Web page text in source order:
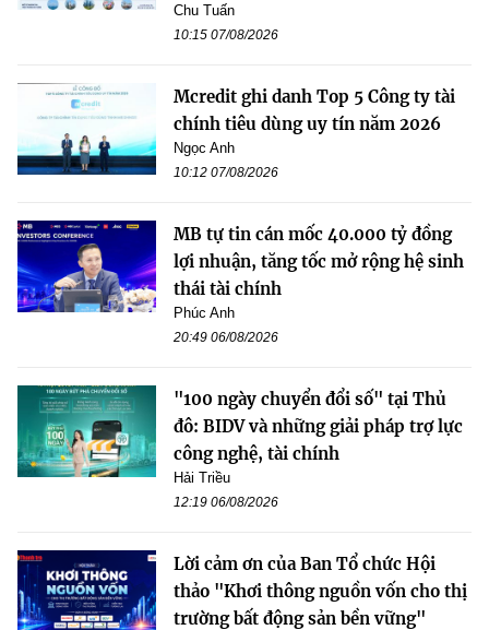
Chu Tuấn
10:15 07/08/2026
Mcredit ghi danh Top 5 Công ty tài
chính tiêu dùng uy tín năm 2026
Ngọc Anh
10:12 07/08/2026
MB tự tin cán mốc 40.000 tỷ đồng
lợi nhuận, tăng tốc mở rộng hệ sinh
thái tài chính
Phúc Anh
20:49 06/08/2026
"100 ngày chuyển đổi số" tại Thủ
đô: BIDV và những giải pháp trợ lực
công nghệ, tài chính
Hải Triều
12:19 06/08/2026
Lời cảm ơn của Ban Tổ chức Hội
thảo "Khơi thông nguồn vốn cho thị
trường bất động sản bền vững"